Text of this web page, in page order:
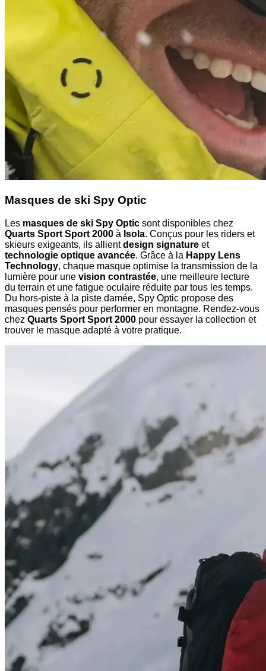
Masques de ski Spy Optic
Les masques de ski Spy Optic sont disponibles chez
Quarts Sport Sport 2000 à Isola. Conçus pour les riders et
skieurs exigeants, ils allientdesign signature et
technologie optique avancée. Grâce à la Happy Lens
Technology, chaque masque optimise la transmission de la
lumière pour une vision contrastée, une meilleure lecture
du terrain et une fatigue oculaire réduite par tous les temps.
Du hors-piste à la piste damée, Spy Optic propose des
masques pensés pour performer en montagne. Rendez-vous
chez Quarts Sport Sport 2000 pour essayer la collection et
trouver le masque adapté à votre pratique.